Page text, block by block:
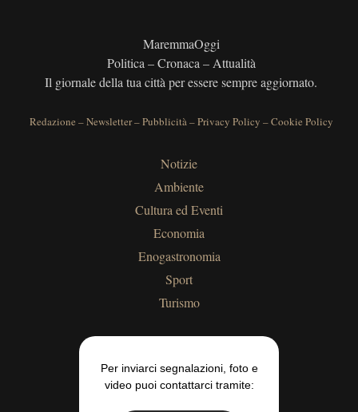
MaremmaOggi
Politica – Cronaca – Attualità
Il giornale della tua città per essere sempre aggiornato.
Redazione –Newsletter–Pubblicità–Privacy Policy –Cookie Policy
Notizie
Ambiente
Cultura ed Eventi
Economia
Enogastronomia
Sport
Turismo
Per inviarci segnalazioni, foto e
video puoi contattarci tramite: